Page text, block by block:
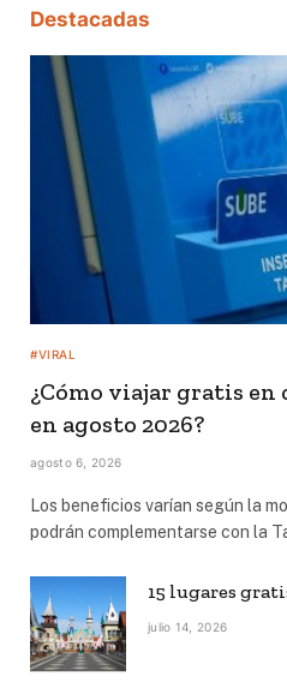
Destacadas
#VIRAL
¿Cómo viajar gratis en
en agosto 2026?
agosto 6, 2026
Los beneficios varían según la
podrán complementarse con la
15 lugares
julio 14, 2026